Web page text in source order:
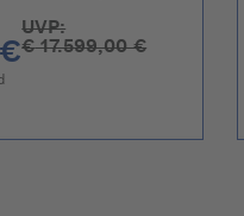
UVP:
€17.599,00 €